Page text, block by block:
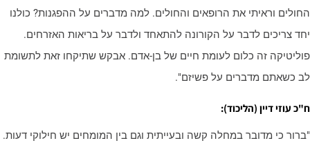
וראיתי את הרופאים והחולים. למה מדברים על ההפגנות? כולנו
צריכים לדבר על הקורונה להתאחד ולדבר על בריאות האזרחים.
זה כלום לעומת חיים של בן-אדם. אבקש שתיקחו זאת לתשומת
כשאתם מדברים על פשיזם".
עוזי דיין (הליכוד):
כי מדובר במחלה קשה ובעייתית וגם בין המומחים יש חילוקי דעות.